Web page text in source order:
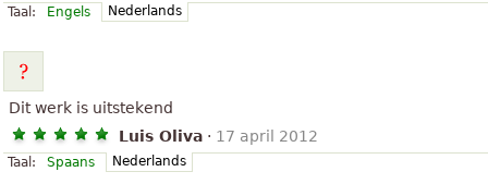
Taal: Engels Nederlands
Dit werk is uitstekend
Luis Oliva · 17 april 2012
Taal: Spaans Nederlands